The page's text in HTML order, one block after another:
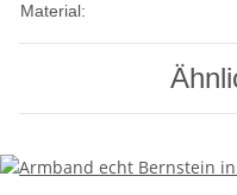
Material: